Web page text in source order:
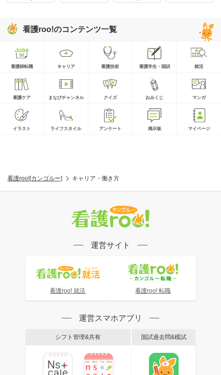
看護roo!のコンテンツ一覧
看護師転職 キャリア 看護技術 看護学生・国試 就活
看護ケア まなびチャンネル クイズ おみくじ マンガ
イラスト ライフスタイル アンケート 掲示板 マイページ
看護roo![カンゴルー] キャリア・働き方
運営サイト
看護roo! 就活 看護roo! 転職
運営スマホアプリ
シフト管理&共有 国試過去問&模試